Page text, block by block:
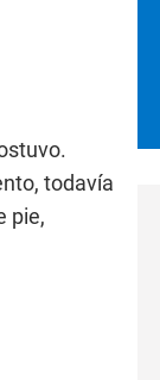
todavía
pie,